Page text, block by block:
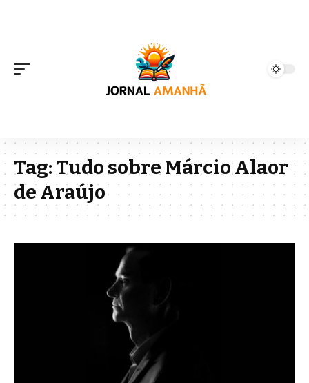
Tag:Tudo sobre Márcio Alaor
de Araújo